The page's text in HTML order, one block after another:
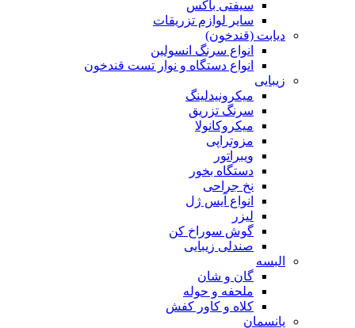
سیفتی باکس
سایر لوازم تزریقات
دیابت (قندخون)
انواع سرنگ انسولین
انواع دستگاه و نوار تست قندخون
زیبایی
میکرونیدلینگ
سرنگ تزریق
میکروکانولا
مزوتراپی
ویبراتور
دستگاه بخور
نخ جراحی
انواع آیس ژل
لیزر
گوش سوراخ کن
صندلی زیبایی
البسه
گان و شان
ملحفه و حوله
کلاه و کاور کفش
پانسمان